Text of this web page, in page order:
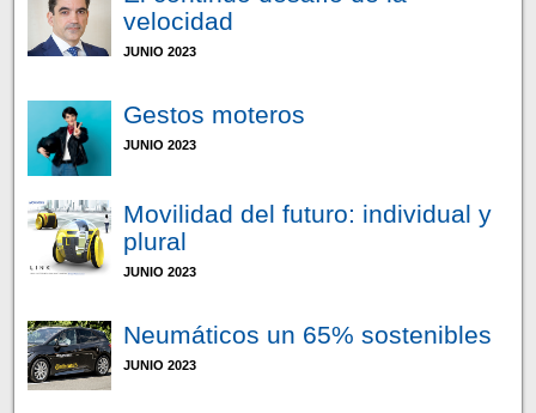
velocidad
JUNIO 2023
Gestos moteros
JUNIO 2023
Movilidad del futuro: individual y
plural
JUNIO 2023
Neumáticos un 65% sostenibles
JUNIO 2023